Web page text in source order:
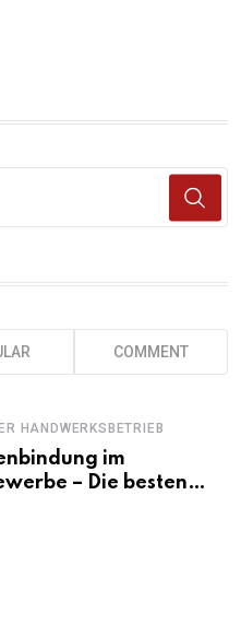
COMMENT
HANDWERKSBETRIEB
im
– Die besten